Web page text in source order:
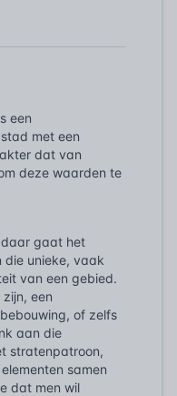
een
met een
dat van
deze waarden te
daar gaat het
die unieke, vaak
van een gebied.
een
of zelfs
aan die
stratenpatroon,
samen
dat men wil